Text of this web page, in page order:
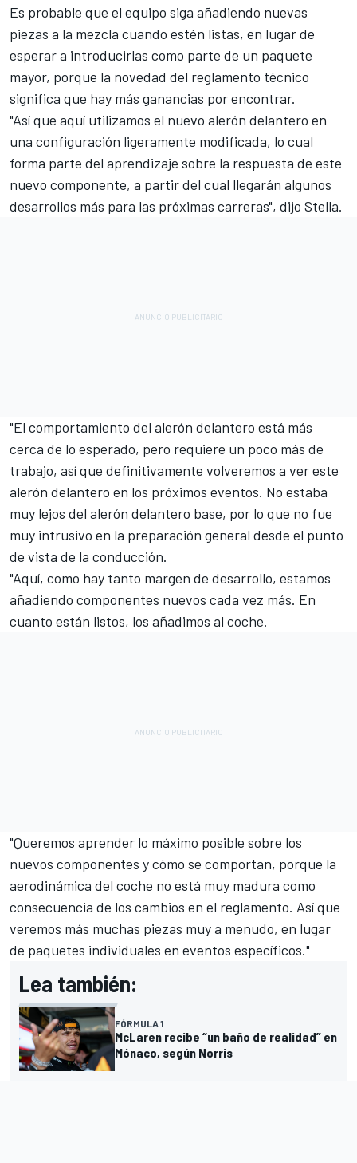
Es probable que el equipo siga añadiendo nuevas
piezas a la mezcla cuando estén listas, en lugar de
esperar a introducirlas como parte de un paquete
mayor, porque la novedad del reglamento técnico
significa que hay más ganancias por encontrar.
"Así que aquí utilizamos el nuevo alerón delantero en
una configuración ligeramente modificada, lo cual
forma parte del aprendizaje sobre la respuesta de este
nuevo componente, a partir del cual llegarán algunos
desarrollos más para las próximas carreras", dijo Stella.
"El comportamiento del alerón delantero está más
cerca de lo esperado, pero requiere un poco más de
trabajo, así que definitivamente volveremos a ver este
alerón delantero en los próximos eventos. No estaba
muy lejos del alerón delantero base, por lo que no fue
muy intrusivo en la preparación general desde el punto
de vista de la conducción.
"Aquí, como hay tanto margen de desarrollo, estamos
añadiendo componentes nuevos cada vez más. En
cuanto están listos, los añadimos al coche.
"Queremos aprender lo máximo posible sobre los
nuevos componentes y cómo se comportan, porque la
aerodinámica del coche no está muy madura como
consecuencia de los cambios en el reglamento. Así que
veremos más muchas piezas muy a menudo, en lugar
de paquetes individuales en eventos específicos."
Lea también:
FÓRMULA 1
McLaren recibe “un baño de realidad” en
Mónaco, según Norris